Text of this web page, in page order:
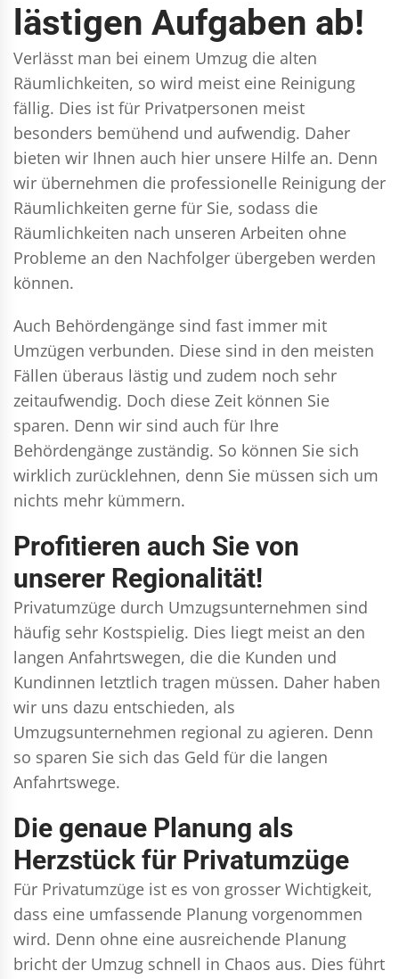
lästigen Aufgaben ab!
Verlässt man bei einem Umzug die alten
Räumlichkeiten, so wird meist eine Reinigung
fällig. Dies ist für Privatpersonen meist
besonders bemühend und aufwendig. Daher
bieten wir Ihnen auch hier unsere Hilfe an. Denn
wir übernehmen die professionelle Reinigung der
Räumlichkeiten gerne für Sie, sodass die
Räumlichkeiten nach unseren Arbeiten ohne
Probleme an den Nachfolger übergeben werden
können.
Auch Behördengänge sind fast immer mit
Umzügen verbunden. Diese sind in den meisten
Fällen überaus lästig und zudem noch sehr
zeitaufwendig. Doch diese Zeit können Sie
sparen. Denn wir sind auch für Ihre
Behördengänge zuständig. So können Sie sich
wirklich zurücklehnen, denn Sie müssen sich um
nichts mehr kümmern.
Profitieren auch Sie von
unserer Regionalität!
Privatumzüge durch Umzugsunternehmen sind
häufig sehr Kostspielig. Dies liegt meist an den
langen Anfahrtswegen, die die Kunden und
Kundinnen letztlich tragen müssen. Daher haben
wir uns dazu entschieden, als
Umzugsunternehmen regional zu agieren. Denn
so sparen Sie sich das Geld für die langen
Anfahrtswege.
Die genaue Planung als
Herzstück für Privatumzüge
Für Privatumzüge ist es von grosser Wichtigkeit,
dass eine umfassende Planung vorgenommen
wird. Denn ohne eine ausreichende Planung
bricht der Umzug schnell in Chaos aus. Dies führt